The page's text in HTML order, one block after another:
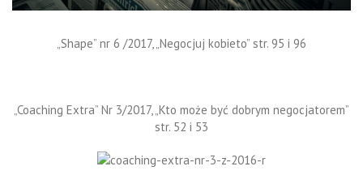
„Shape” nr 6 /2017, „Negocjuj kobieto” str. 95 i 96
„Coaching Extra” Nr 3/2017, „Kto może być dobrym negocjatorem”
str. 52 i 53